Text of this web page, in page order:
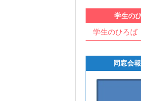
学生の
学生のひろば
同窓会